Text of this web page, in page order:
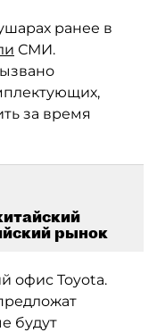
ранее в
СМИ.
за время
рынок
офис Toyota.
будут